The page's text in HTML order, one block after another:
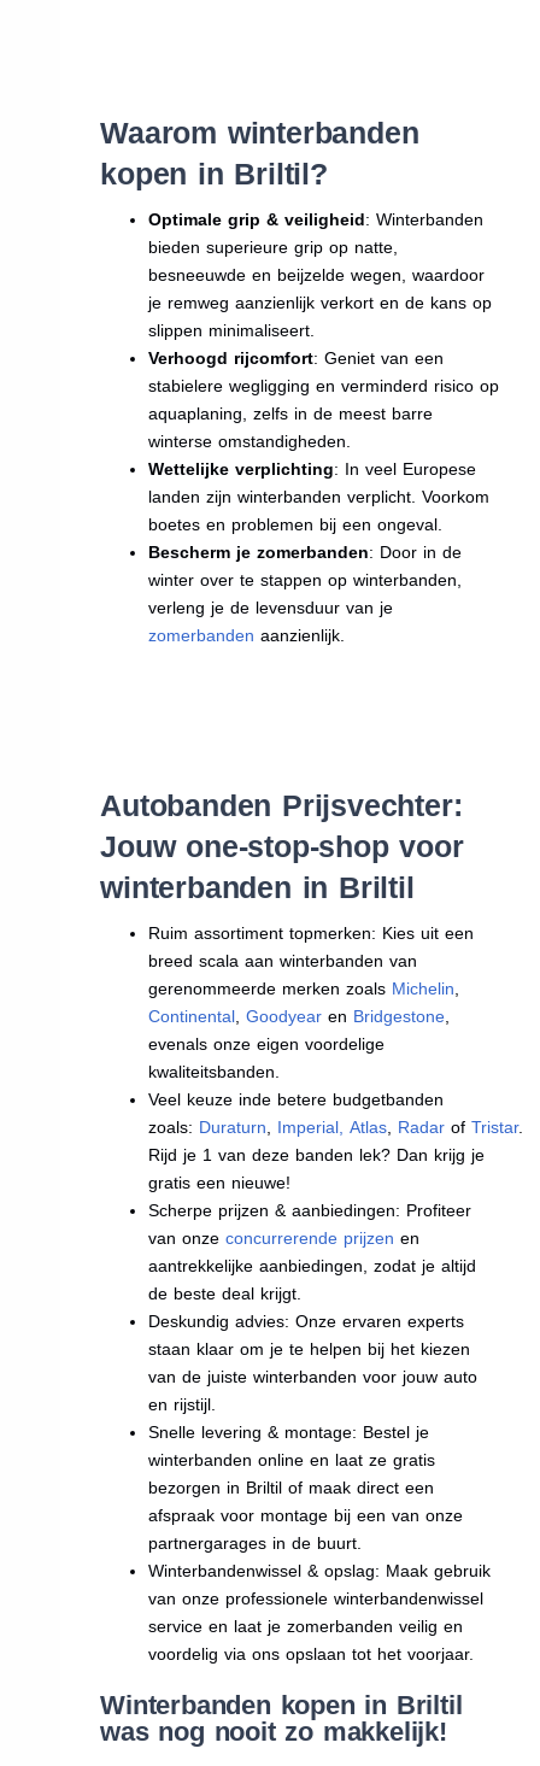
Waarom winterbanden
kopen in Briltil?
Optimale grip & veiligheid: Winterbanden
bieden superieure grip op natte,
besneeuwde en beijzelde wegen, waardoor
je remweg aanzienlijk verkort en de kans op
slippen minimaliseert.
Verhoogd rijcomfort: Geniet van een
stabielere wegligging en verminderd risico op
aquaplaning, zelfs in de meest barre
winterse omstandigheden.
Wettelijke verplichting: In veel Europese
landen zijn winterbanden verplicht. Voorkom
boetes en problemen bij een ongeval.
Bescherm je zomerbanden: Door in de
winter over te stappen op winterbanden,
verleng je de levensduur van je
zomerbanden aanzienlijk.
Autobanden Prijsvechter:
Jouw one-stop-shop voor
winterbanden in Briltil
Ruim assortiment topmerken: Kies uit een
breed scala aan winterbanden van
gerenommeerde merken zoals Michelin
Continental ,Goodyear en Bridgestone
evenals onze eigen voordelige
kwaliteitsbanden.
Veel keuze inde betere budgetbanden
zoals: Duraturn Imperial Atlas Radar ofTristar.
Rijd je 1 van deze banden lek? Dan krijg je
gratis een nieuwe!
Scherpe prijzen & aanbiedingen: Profiteer
van onzeconcurrerende prijzen en
aantrekkelijke aanbiedingen, zodat je altijd
de beste deal krijgt.
Deskundig advies: Onze ervaren experts
staan klaar om je te helpen bij het kiezen
van de juiste winterbanden voor jouw auto
en rijstijl.
Snelle levering & montage: Bestel je
winterbanden online en laat ze gratis
bezorgen in Briltil of maak direct een
afspraak voor montage bij een van onze
partnergarages in de buurt.
Winterbandenwissel & opslag: Maak gebruik
van onze professionele winterbandenwissel
service en laat je zomerbanden veilig en
voordelig via ons opslaan tot het voorjaar.
Winterbanden kopen in Briltil
was nog nooit zo makkelijk!